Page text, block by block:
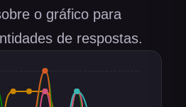
o gráfico para
de respostas.